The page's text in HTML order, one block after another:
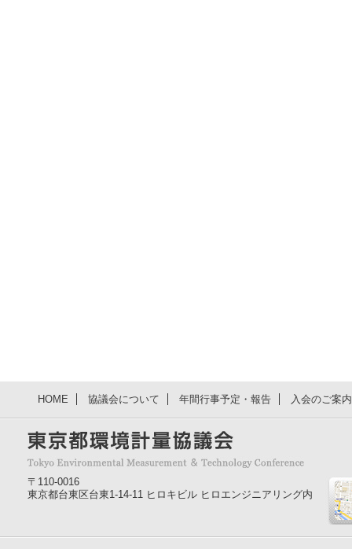
HOME 協議会について 年間行事予定・報告 入会のご案
〒110-0016
東京都台東区台東1-14-11 ヒロキビル ヒロエンジニアリング内